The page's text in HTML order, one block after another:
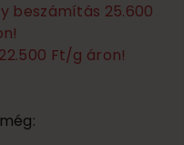
beszámítás 25.600
Ft/g áron!